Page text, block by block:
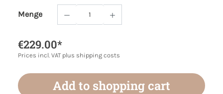
Menge
Product Quantity: Enter the desired
€229.00*
Prices incl. VAT plus shipping costs
Add to shopping cart